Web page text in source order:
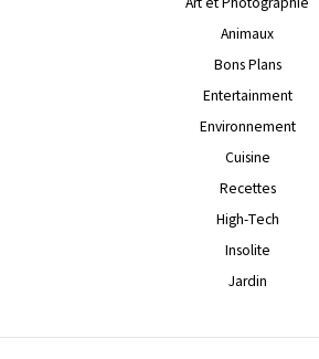
Animaux
Bons Plans
Entertainment
Environnement
Cuisine
Recettes
High-Tech
Insolite
Jardin